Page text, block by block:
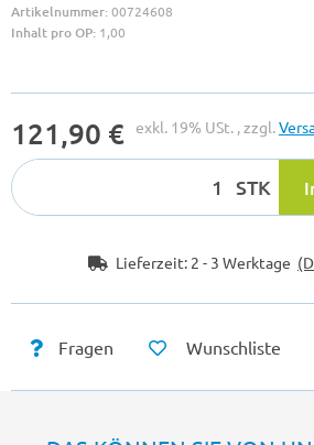
Artikelnummer:00724608
Inhalt pro OP: 1,00
121,90 € exkl. 19% USt. , zzgl.
STK
Lieferzeit: 2 - 3 Werktage
Fragen Wunschliste